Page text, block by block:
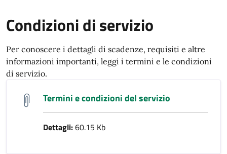
Condizioni di servizio
Per conoscere i dettagli di scadenze, requisiti e altre
informazioni importanti, leggi i termini e le condizioni
di servizio.
Termini e condizioni del servizio
Dettagli:60.15 Kb